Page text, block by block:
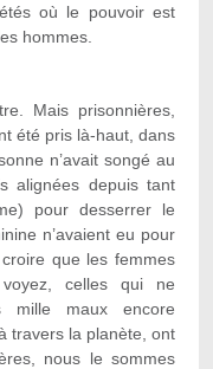
où le pouvoir est
hommes.
Mais prisonnières,
été pris là-haut, dans
n’avait songé au
alignées depuis tant
pour desserrer le
n’avaient eu pour
que les femmes
celles qui ne
mille maux encore
travers la planète, ont
nous le sommes